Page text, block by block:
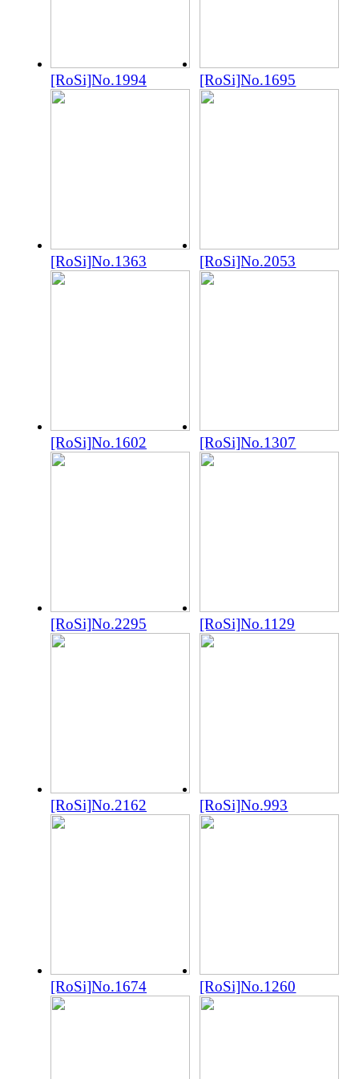
[RoSi]No.1994 [RoSi]No.1695
[RoSi]No.1363 [RoSi]No.2053
[RoSi]No.1602 [RoSi]No.1307
[RoSi]No.2295 [RoSi]No.1129
[RoSi]No.2162 [RoSi]No.993
[RoSi]No.1674 [RoSi]No.1260